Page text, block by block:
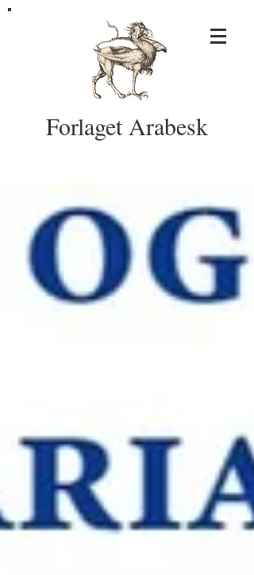
Forlaget Arabesk